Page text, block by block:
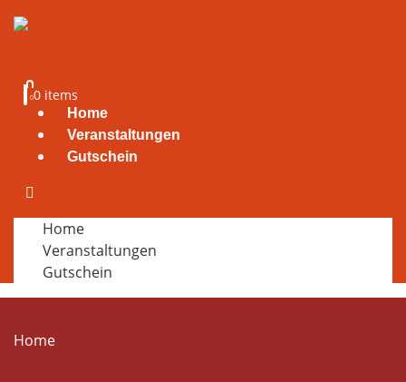
Search
00 items
Home
Veranstaltungen
Gutschein
Home
Veranstaltungen
Gutschein
Home